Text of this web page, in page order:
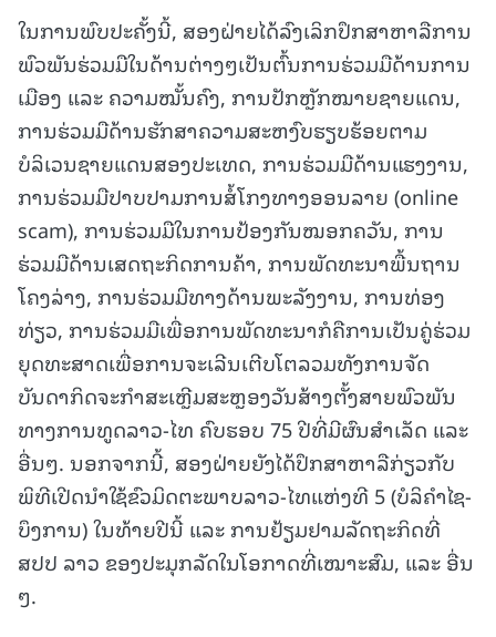
ໃນການພົບປະຄັ້ງນີ້, ສອງຝ່າຍໄດ້ລົງເລິກປຶກສາຫາລືການ
ພົວພັນຮ່ວມມືໃນດ້ານຕ່າງໆເປັນຕົ້ນການຮ່ວມມືດ້ານການ
ເມືອງ ແລະ ຄວາມໝັ້ນຄົງ, ການປັກຫຼັກໝາຍຊາຍແດນ,
ການຮ່ວມມືດ້ານຮັກສາຄວາມສະຫງົບຮຽບຮ້ອຍຕາມ
ບໍລິເວນຊາຍແດນສອງປະເທດ, ການຮ່ວມມືດ້ານແຮງງານ,
ການຮ່ວມມືປາບປາມການສໍ້ໂກງທາງອອນລາຍ (online
scam), ການຮ່ວມມືໃນການປ້ອງກັນໝອກຄວັນ, ການ
ຮ່ວມມືດ້ານເສດຖະກິດການຄ້າ, ການພັດທະນາພື້ນຖານ
ໂຄງລ່າງ, ການຮ່ວມມືທາງດ້ານພະລັງງານ, ການທ່ອງ
ທ່ຽວ, ການຮ່ວມມືເພື່ອການພັດທະນາກໍຄືການເປັນຄູ່ຮ່ວມ
ຍຸດທະສາດເພື່ອການຈະເລີນເຕີບໂຕລວມທັງການຈັດ
ບັນດາກິດຈະກໍາສະເຫຼີມສະຫຼອງວັນສ້າງຕັ້ງສາຍພົວພັນ
ທາງການທູດລາວ-ໄທ ຄົບຮອບ 75 ປີທີ່ມີຜົນສຳເລັດ ແລະ
ອື່ນໆ. ນອກຈາກນີ້, ສອງຝ່າຍຍັງໄດ້ປຶກສາຫາລືກ່ຽວກັບ
ພິທີເປີດນໍາໃຊ້ຂົວມິດຕະພາບລາວ-ໄທແຫ່ງທີ 5 (ບໍລິຄໍາໄຊ-
ບຶງການ) ໃນທ້າຍປີນີ້ ແລະ ການຢ້ຽມຢາມລັດຖະກິດທີ່
ສປປ ລາວ ຂອງປະມຸກລັດໃນໂອກາດທີ່ເໝາະສົມ, ແລະ ອື່ນ
ໆ.